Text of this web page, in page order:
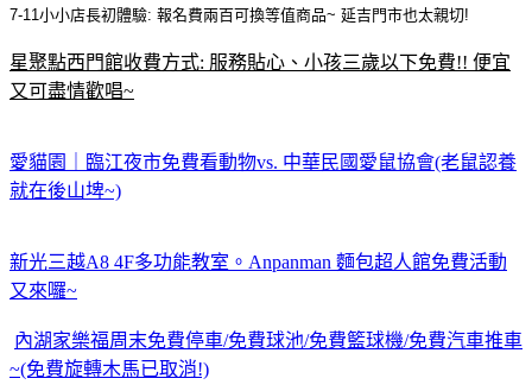
7-11小小店長初體驗: 報名費兩百可換等值商品~ 延吉門市也太親切!
星聚點西門館收費方式: 服務貼心、小孩三歲以下免費!! 便宜
又可盡情歡唱~
愛貓園｜臨江夜市免費看動物vs. 中華民國愛鼠協會(老鼠認養
就在後山埤~)
新光三越A8 4F多功能教室。Anpanman 麵包超人館免費活動
又來囉~
內湖家樂福周末免費停車/免費球池/免費籃球機/免費汽車推車
~(免費旋轉木馬已取消!)